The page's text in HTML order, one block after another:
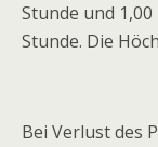
Stunde und
Stunde. Die
Bei Verlust des